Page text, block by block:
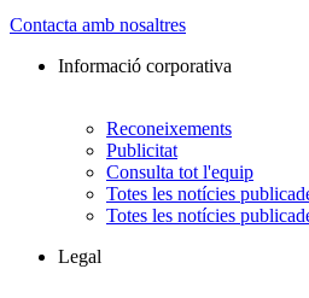
Contacta amb nosaltres
Informació corporativa
Reconeixements
Publicitat
Consulta tot l'equip
Totes les notícies
Totes les notícies
Legal